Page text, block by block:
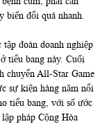
biến đổi quá nhanh.
đoàn doanh nghiệp
tiểu bang này. Cuối
chuyển All-Star Game
sự kiện hàng năm nổi
tiểu bang, với số ước
pháp Cộng Hòa